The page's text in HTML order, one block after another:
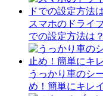
スマホのドライ
での設定方法は
うっかり車のシ
め！簡単にキレ